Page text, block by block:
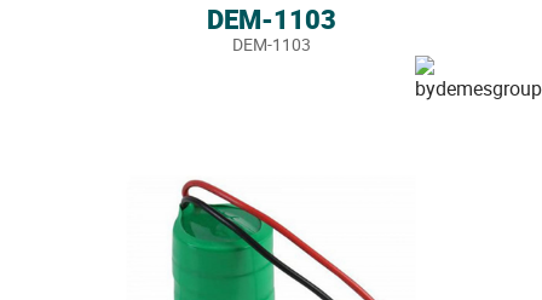
DEM-1103
DEM-1103